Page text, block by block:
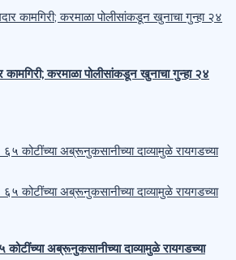
कामगिरी; करमाळा पोलीसांकडून खुनाचा गुन्हा २४
अब्रूनुकसानीच्या दाव्यामुळे रायगडच्या